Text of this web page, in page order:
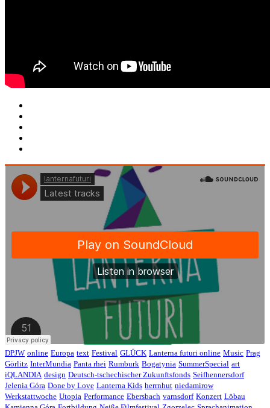
DPJW online Europa text Festival GLÜCK Lanterna futuri online Music Prag
Görlitz InterMundia Panta rhei Rumburk Bogatynia SummerSpecial art
iQLANDIA design Deutsch-tschechischer Zukunftsfonds Seifhennersdorf
Jelenia Góra Done by Love Lanterna Kids herrnhut niedamirow
Werkstattwoche Utopia Performance Ebersbach varnsdorf Konzert Löbau